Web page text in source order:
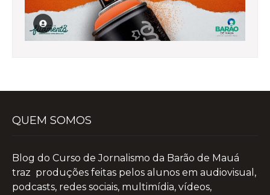
QUEM SOMOS
Blog do Curso de Jornalismo da Barão de Mauá
traz produções feitas pelos alunos em audiovisual,
podcasts, redes sociais, multimídia, vídeos,